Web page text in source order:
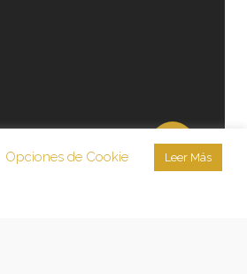
Opciones de Cookie Leer Más